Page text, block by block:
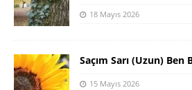
18 Mayıs 2026
Saçım Sarı (Uzun) Ben
15 Mayıs 2026